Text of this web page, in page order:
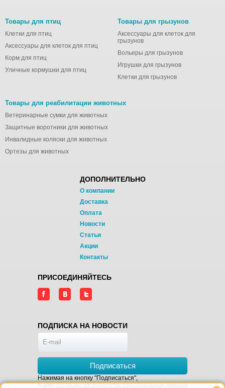
Товары для птиц
Клетки для птиц
Аксессуары для клеток для птиц
Корм для птиц
Уличные кормушки для птиц
Товары для грызунов
Аксессуары для клеток для
грызунов
Вольеры для грызунов
Игрушки для грызунов
Клетки для грызунов
Товары для реабилитации животных
Ветеринарные сумки для животных
Защитные воротники для животных
Инвалидные коляски для животных
Ортезы для животных
ДОПОЛНИТЕЛЬНО
О компании
Доставка
Оплата
Новости
Статьи
Акции
Контакты
ПРИСОЕДИНЯЙТЕСЬ
ПОДПИСКА НА НОВОСТИ
Подписаться
Нажимая на кнопку "Подписаться",
я даюсогласие на обработку персональных данных